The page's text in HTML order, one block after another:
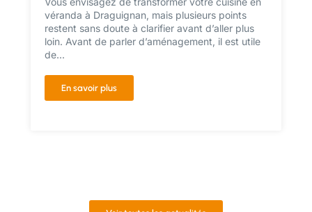
véranda à Draguignan, mais plusieurs points
restent sans doute à clarifier avant d’aller plus
loin. Avant de parler d’aménagement, il est utile
de...
En savoir plus